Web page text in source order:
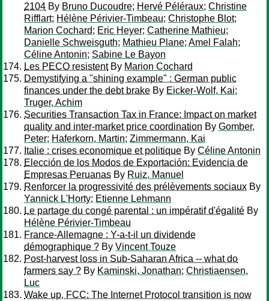
2104 By Bruno Ducoudre; Hervé Péléraux; Christine
Rifflart; Hélène Périvier-Timbeau; Christophe Blot;
Marion Cochard; Eric Heyer; Catherine Mathieu;
Danielle Schweisguth; Mathieu Plane; Amel Falah;
Céline Antonin; Sabine Le Bayon
Les PECO resistentBy Marion Cochard
Demystifying a "shining example" : German public
finances under the debt brake By Eicker-Wolf, Kai;
Truger, Achim
Securities Transaction Tax in France: Impact on market
quality and inter-market price coordination By Gomber,
Peter; Haferkorn, Martin; Zimmermann, Kai
Italie : crises economique et politique By Céline Antonin
Elección de los Modos de Exportación: Evidencia de
Empresas Peruanas By Ruiz, Manuel
Renforcer la progressivité des prélèvements sociaux By
Yannick L'Horty; Etienne Lehmann
Le partage du congé parental : un impératif d'égalité By
Hélène Périvier-Timbeau
France-Allemagne : Y-a-t-il un dividende
démographique ? By Vincent Touze
Post-harvest loss in Sub-Saharan Africa -- what do
farmers say ? By Kaminski, Jonathan; Christiaensen,
Luc
Wake up, FCC: The Internet Protocol transition is now